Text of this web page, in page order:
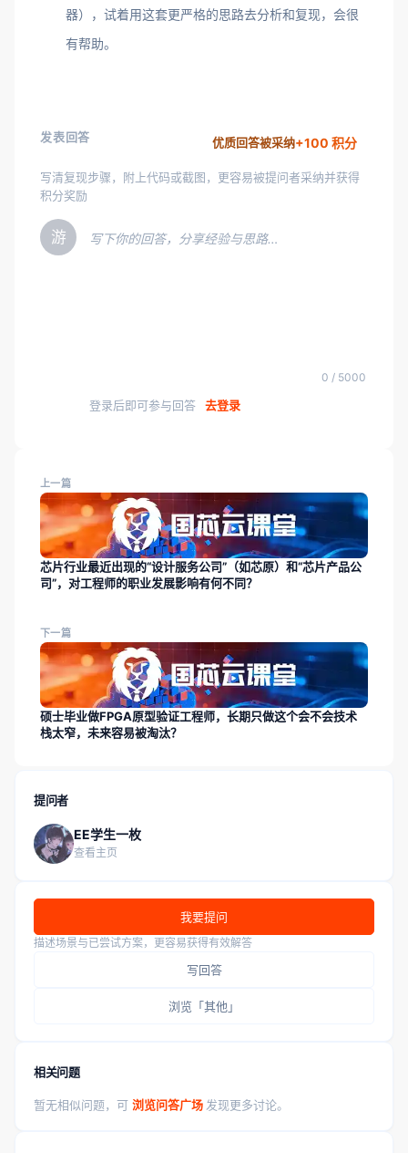
器），试着用这套更严格的思路去分析和复现，会很
有帮助。
发表回答 优质回答被采纳+100 积分
写清复现步骤，附上代码或截图，更容易被提问者采纳并获得
积分奖励
游 写下你的回答，分享经验与思路…
0 / 5000
登录后即可参与回答 去登录
上一篇
芯片行业最近出现的“设计服务公司”（如芯原）和“芯片产品公
司”，对工程师的职业发展影响有何不同？
下一篇
硕士毕业做FPGA原型验证工程师，长期只做这个会不会技术
栈太窄，未来容易被淘汰？
提问者
EE学生一枚
查看主页
我要提问
描述场景与已尝试方案，更容易获得有效解答
写回答
浏览「其他」
相关问题
暂无相似问题，可 浏览问答广场 发现更多讨论。